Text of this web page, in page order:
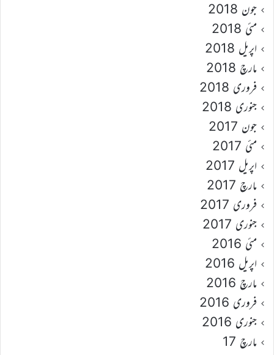
جون 2018
مئی 2018
اپریل 2018
مارچ 2018
فروری 2018
جنوری 2018
جون 2017
مئی 2017
اپریل 2017
مارچ 2017
فروری 2017
جنوری 2017
مئی 2016
اپریل 2016
مارچ 2016
فروری 2016
جنوری 2016
مارچ 17